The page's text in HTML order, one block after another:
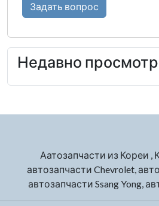
Задать вопрос
Недавно
Аатозапчасти из Кореи ,
автозапчасти Chevrolet,
автозапчасти Ssang Yong,